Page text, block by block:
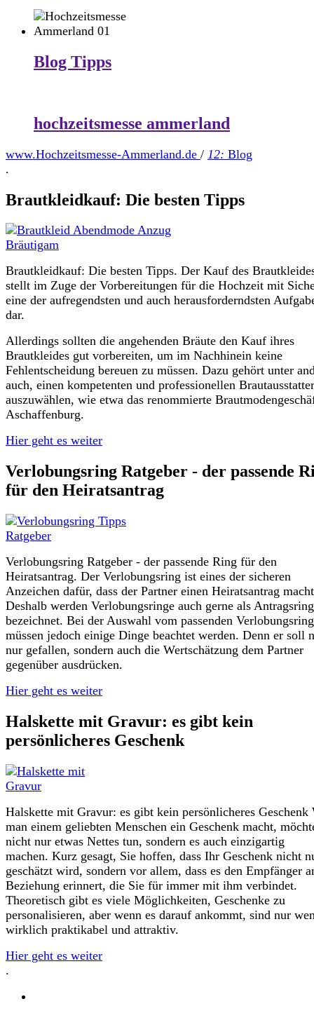
Blog Tipps
hochzeitsmesse ammerland
www.Hochzeitsmesse-Ammerland.de / 12: Blog
.
Brautkleidkauf: Die besten Tipps
Brautkleidkauf: Die besten Tipps. Der Kauf des
stellt im Zuge der Vorbereitungen für die Hochzeit mit
eine der aufregendsten und auch herausforderndsten
dar.
Allerdings sollten die angehenden Bräute den Kauf ihres
Brautkleides gut vorbereiten, um im Nachhinein keine
Fehlentscheidung bereuen zu müssen. Dazu gehört unter
auch, einen kompetenten und professionellen Brautausstatter
auszuwählen, wie etwa das renommierte
Aschaffenburg.
Hier geht es weiter
Verlobungsring Ratgeber - der passende
für den Heiratsantrag
Verlobungsring Ratgeber - der passende Ring für den
Heiratsantrag. Der Verlobungsring ist eines der sicheren
Anzeichen dafür, dass der Partner einen Heiratsantrag
Deshalb werden Verlobungsringe auch gerne als Antragsring
bezeichnet. Bei der Auswahl vom passenden Verlobungsring
müssen jedoch einige Dinge beachtet werden. Denn er soll
nur gefallen, sondern auch die Wertschätzung dem Partner
gegenüber ausdrücken.
Hier geht es weiter
Halskette mit Gravur: es gibt kein
persönlicheres Geschenk
Halskette mit Gravur: es gibt kein persönlicheres Geschenk
man einem geliebten Menschen ein Geschenk macht,
nicht nur etwas Nettes tun, sondern es auch einzigartig
machen. Kurz gesagt, Sie hoffen, dass Ihr Geschenk nicht
geschätzt wird, sondern vor allem, dass es den Empfänger
Beziehung erinnert, die Sie für immer mit ihm verbindet.
Theoretisch gibt es viele Möglichkeiten, Geschenke zu
personalisieren, aber wenn es darauf ankommt, sind nur
wirklich praktikabel und attraktiv.
Hier geht es weiter
.